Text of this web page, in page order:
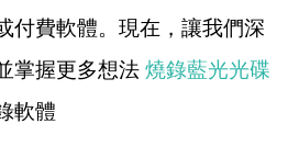
付費軟體。現在，讓我們深
掌握更多想法 燒錄藍光光碟
軟體